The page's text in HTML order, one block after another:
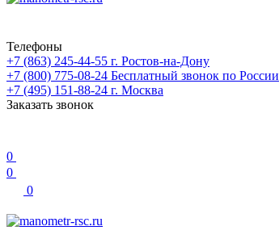
Телефоны
+7 (863) 245-44-55 г. Ростов-на-Дону
+7 (800) 775-08-24 Бесплатный звонок по России
+7 (495) 151-88-24 г. Москва
Заказать звонок
0
0
0